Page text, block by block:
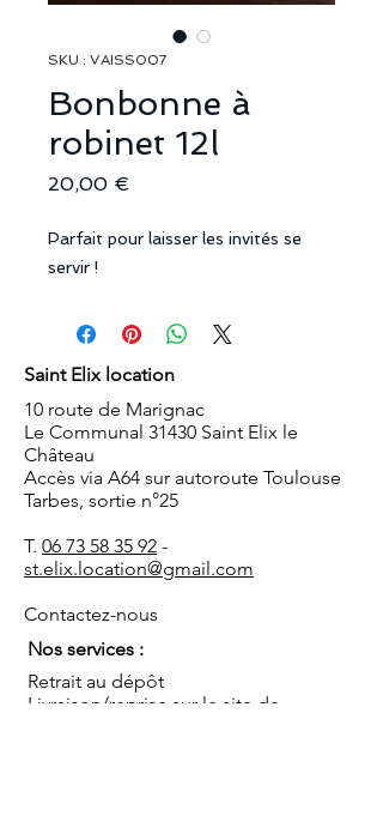
SKU : VAISS007
Bonbonne à
robinet 12l
20,00 €
Parfait pour laisser les invités se
servir !
Saint Elix location
10 route de Marignac
Le Communal 31430 Saint Elix le
Château
Accès via A64 sur autoroute Toulouse
Tarbes, sortie n°25
T. 06 73 58 35 92 -
st.elix.location@gmail.com
Contactez-nous
Nos services :
Retrait au dépôt
Livraison/reprise sur le site de